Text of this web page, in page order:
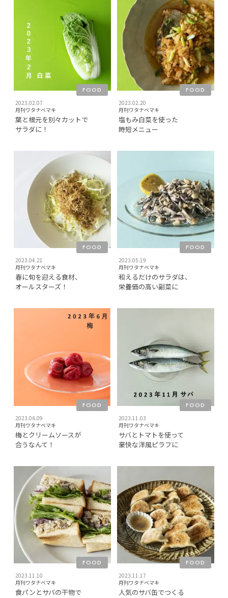
2023.02.07
FOOD
月刊ワタナベマキ
葉と根元を別々カットで
サラダに！
2023.02.20
FOOD
月刊ワタナベマキ
塩もみ白菜を使った
時短メニュー
2023.04.21
FOOD
月刊ワタナベマキ
春に旬を迎える食材、
オールスターズ！
2023.05.19
FOOD
月刊ワタナベマキ
和えるだけのサラダは、
栄養価の高い副菜に
2023.06.09
FOOD
月刊ワタナベマキ
梅とクリームソースが
合うなんて！
2023.11.03
FOOD
月刊ワタナベマキ
サバとトマトを使って
豪快な洋風ピラフに
2023.11.10
FOOD
月刊ワタナベマキ
食パンとサバの干物で
2023.11.17
FOOD
月刊ワタナベマキ
人気のサバ缶でつくる